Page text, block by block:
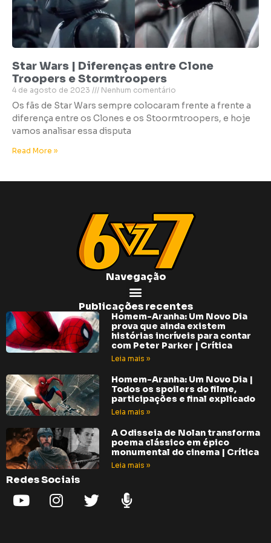
Star Wars | Diferenças entre Clone
Troopers e Stormtroopers
4 de agosto de 2023 Nenhum comentário
Os fãs de Star Wars sempre colocaram frente a frente a
diferença entre os Clones e os Stoormtroopers, e hoje
vamos analisar essa disputa
Read More »
Navegação
Publicações recentes
Homem-Aranha: Um Novo Dia
prova que ainda existem
histórias incríveis para contar
com Peter Parker | Crítica
Leia mais »
Homem-Aranha: Um Novo Dia |
Todos os spoilers do filme,
participações e final explicado
Leia mais »
A Odisseia de Nolan transforma
poema clássico em épico
monumental do cinema | Crítica
Leia mais »
Redes Sociais